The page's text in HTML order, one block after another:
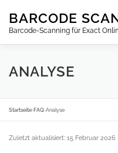
Inhalt
springen
BARCODE
Barcode-Scanning für Exact
ABONNEMENTS
ANMELDEN
ANALYSE
Startseite›FAQ›Analyse
Zuletzt aktualisiert: 15 Februar 2026